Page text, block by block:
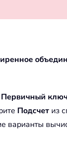
Первичный ключ
Подсчет из
варианты